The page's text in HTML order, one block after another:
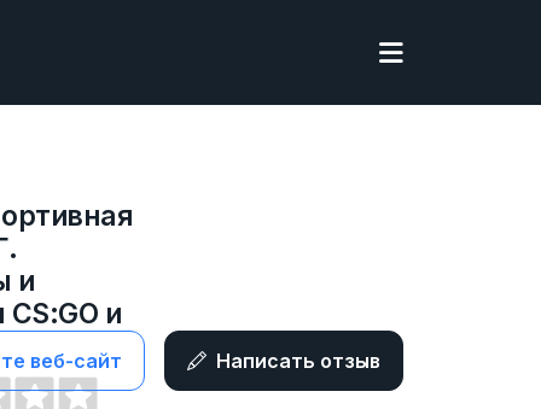
и
и
веб-сайт Написать отзыв